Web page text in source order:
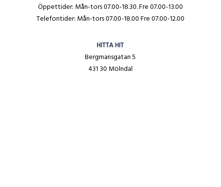
Öppettider: Mån-tors 07.00-18.30. Fre 07.00-13.00
Telefontider: Mån-tors 07.00-18.00 Fre 07.00-12.00
HITTA HIT
Bergmansgatan 5
431 30 Mölndal